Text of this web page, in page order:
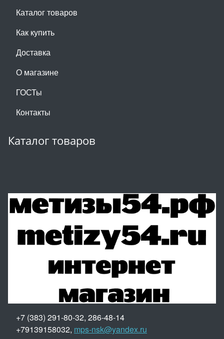
Каталог товаров
Как купить
Доставка
О магазине
ГОСТы
Контакты
Каталог товаров
+7 (383) 291-80-32, 286-48-14
+79139158032, mps-nsk@yandex.ru